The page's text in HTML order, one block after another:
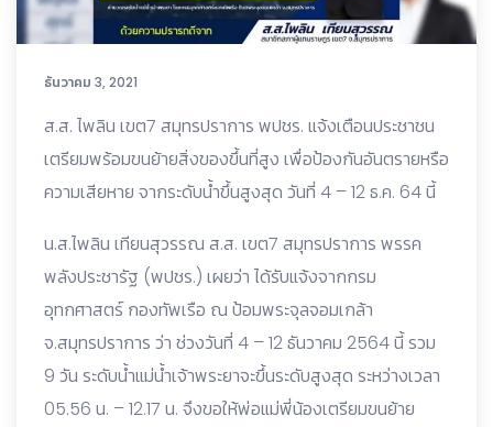
ธันวาคม 3, 2021
ส.ส. ไพลิน เขต7 สมุทรปราการ พปชร. แจ้งเตือนประชาชน
เตรียมพร้อมขนย้ายสิ่งของขึ้นที่สูง เพื่อป้องกันอันตรายหรือ
ความเสียหาย จากระดับน้ำขึ้นสูงสุด วันที่ 4 – 12 ธ.ค. 64 นี้
น.ส.ไพลิน เทียนสุวรรณ ส.ส. เขต7 สมุทรปราการ พรรค
พลังประชารัฐ (พปชร.) เผยว่า ได้รับแจ้งจากกรม
อุทกศาสตร์ กองทัพเรือ ณ ป้อมพระจุลจอมเกล้า
จ.สมุทรปราการ ว่า ช่วงวันที่ 4 – 12 ธันวาคม 2564 นี้ รวม
9 วัน ระดับน้ำแม่น้ำเจ้าพระยาจะขึ้นระดับสูงสุด ระหว่างเวลา
05.56 น. – 12.17 น. จึงขอให้พ่อแม่พี่น้องเตรียมขนย้าย